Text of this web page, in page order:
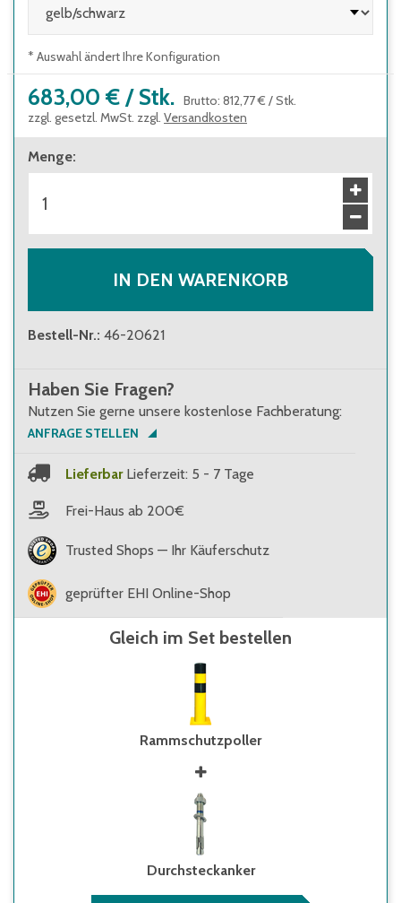
* Auswahl ändert Ihre Konfiguration
683,00 € / Stk. Brutto: 812,77 € /Stk.
zzgl. gesetzl. MwSt. zzgl. Versandkosten
Menge:
IN DEN WARENKORB
Bestell-Nr.: 46-20621
Haben Sie Fragen?
Nutzen Sie gerne unsere kostenlose Fachberatung:
ANFRAGE STELLEN
Lieferbar Lieferzeit: 5 - 7 Tage
Frei-Haus ab 200€
Trusted Shops — Ihr Käuferschutz
geprüfter EHI Online-Shop
Gleich im Set bestellen
Rammschutzpoller
Durchsteckanker